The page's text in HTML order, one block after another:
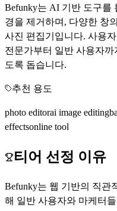
Befunky는 AI 기반 도구를
경을 제거하며, 다양한 창
사진 편집기입니다. 사용
전문가부터 일반 사용자
도록 돕습니다.
추천 용도
photo editorai image editing
effectsonline tool
티어 선정 이유
Befunky는 웹 기반의 직관
해 일반 사용자와 마케터